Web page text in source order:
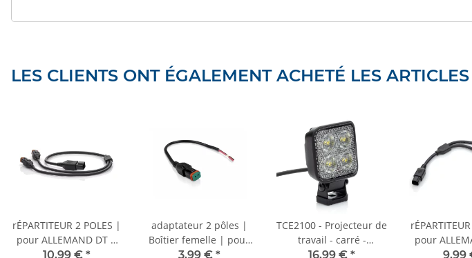
LES CLIENTS ONT ÉGALEMENT ACHETÉ LES
rÉPARTITEUR 2 POLES |
pour ALLEMAND DT |
Répartiteur en Y avec
10,99 € *
adaptateur 2 pôles |
Boîtier femelle | pour
ALLEMAND DT - 30 cm
3,99 € *
TCE2100 - Projecteur de
travail - carré -
ALLEMAND DT - 10-30
16,99 € *
pour
Répartiteur
9,99